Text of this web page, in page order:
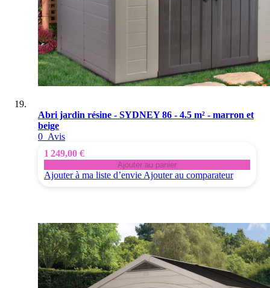
Abri jardin résine - SYDNEY 86 - 4.5 m² - marron et
beige
0 Avis
1 249,00 €
Ajouter au panier
Ajouter à ma liste d’envie Ajouter au comparateur